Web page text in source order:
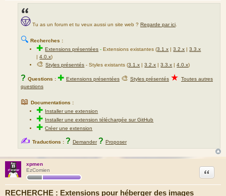
Tu as un forum et tu veux aussi un site web ? Regarde par ici.
🔍 Recherches :
✚Extensions présentées -Extensions existantes (3.1.x |3.2.x |3.3.x
|4.0.x)
🎨Styles présentés - Styles existants (3.1.x |3.2.x |3.3.x |4.0.x)
? Questions : ✚ Extensions présentées 🎨 Styles présentés ★ Toutes autres
questions
📖 Documentations :
✚ Installer une extension
✚ Installer une extension téléchargée sur GitHub
✚Créer une extension
✍ Traductions : ? Demander ? Proposer
xpmen
EzComien
RECHERCHE : Extensions pour héberger des images
Citation